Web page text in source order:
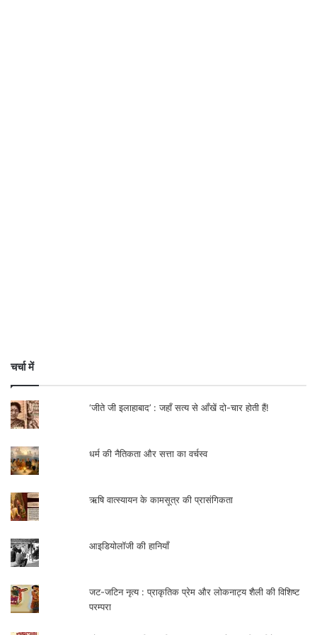
चर्चा में
‘जीते जी इलाहाबाद’ : जहाँ सत्य से आँखें दो-चार होती हैं!
धर्म की नैतिकता और सत्ता का वर्चस्व
ऋषि वात्स्यायन के कामसूत्र की प्रासंगिकता
आइडियोलॉजी की हानियाँ
जट-जटिन नृत्य : प्राकृतिक प्रेम और लोकनाट्य शैली की विशिष्ट
परम्परा